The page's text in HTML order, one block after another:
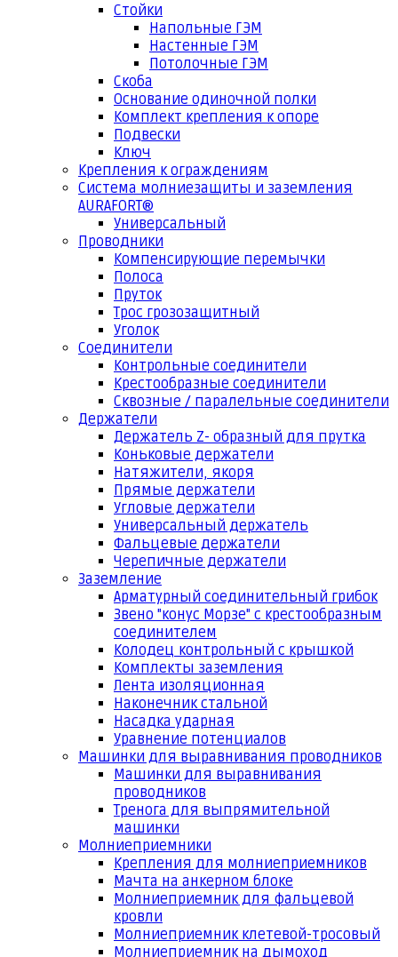
Стойки
Напольные ГЭМ
Настенные ГЭМ
Потолочные ГЭМ
Скоба
Основание одиночной полки
Комплект крепления к опоре
Подвески
Ключ
Крепления к ограждениям
Система молниезащиты и заземления
AURAFORT®
Универсальный
Проводники
Компенсирующие перемычки
Полоса
Пруток
Трос грозозащитный
Уголок
Соединители
Контрольные соединители
Крестообразные соединители
Сквозные / паралельные соединители
Держатели
Держатель Z- образный для прутка
Коньковые держатели
Натяжители, якоря
Прямые держатели
Угловые держатели
Универсальный держатель
Фальцевые держатели
Черепичные держатели
Заземление
Арматурный соединительный грибок
Звено "конус Морзе" с крестообразным
соединителем
Колодец контрольный с крышкой
Комплекты заземления
Лента изоляционная
Наконечник стальной
Насадка ударная
Уравнение потенциалов
Машинки для выравнивания проводников
Машинки для выравнивания
проводников
Тренога для выпрямительной
машинки
Молниеприемники
Крепления для молниеприемников
Мачта на анкерном блоке
Молниеприемник для фальцевой
кровли
Молниеприемник клетевой-тросовый
Молниеприемник на дымоход